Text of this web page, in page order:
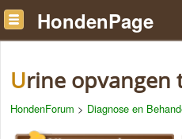
HondenPage
Urine
HondenForum > Diagnose en